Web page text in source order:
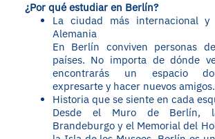
¿Por qué estudiar en Berlín?
La ciudad más internacional y
Alemania
En Berlín conviven personas
países. No importa de dónde
encontrarás un espacio
expresarte y hacer nuevos amigos.
Historia que se siente en cada
Desde el Muro de Berlín,
Brandeburgo y el Memorial del